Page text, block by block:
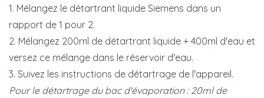
1. Mélangez le détartrant liquide Siemens dans un
rapport de 1 pour 2.
2. Mélangez 200ml de détartrant liquide + 400ml d'eau et
versez ce mélange dans le réservoir d'eau.
3. Suivez les instructions de détartrage de l'appareil.
Pour le détartrage du bac d'évaporation : 20ml de